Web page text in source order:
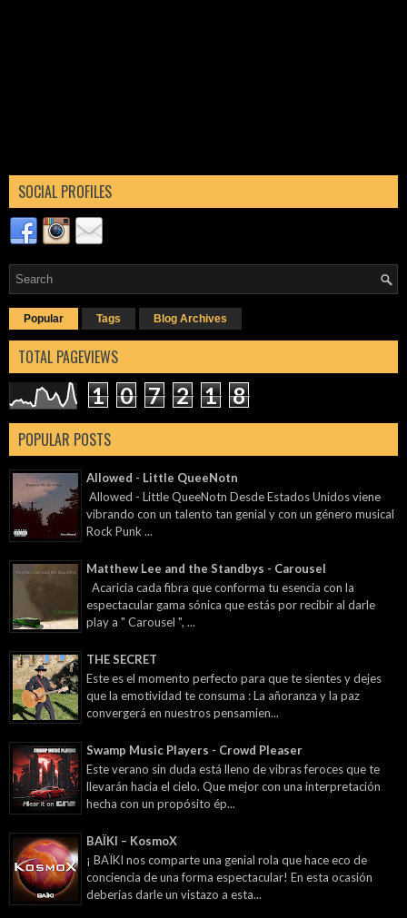
SOCIAL PROFILES
Popular Tags Blog Archives
TOTAL PAGEVIEWS
1 0 7 2 1 8
POPULAR POSTS
Allowed - Little QueeNotn
Allowed - Little QueeNotn Desde Estados Unidos viene
vibrando con un talento tan genial y con un género musical
Rock Punk ...
Matthew Lee and the Standbys - Carousel
Acaricia cada fibra que conforma tu esencia con la
espectacular gama sónica que estás por recibir al darle
play a " Carousel ", ...
THE SECRET
Este es el momento perfecto para que te sientes y dejes
que la emotividad te consuma : La añoranza y la paz
convergerá en nuestros pensamien...
Swamp Music Players - Crowd Pleaser
Este verano sin duda está lleno de vibras feroces que te
llevarán hacia el cielo. Que mejor con una interpretación
hecha con un propósito ép...
BAÏKI – KosmoX
¡ BAÏKI nos comparte una genial rola que hace eco de
conciencia de una forma espectacular! En esta ocasión
deberías darle un vistazo a esta...